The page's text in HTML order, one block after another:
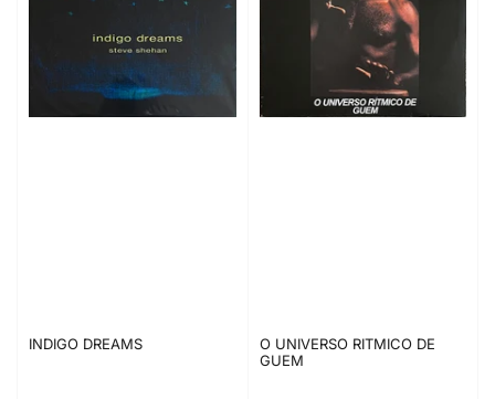
INDIGO DREAMS
O UNIVERSO RITMICO DE
GUEM